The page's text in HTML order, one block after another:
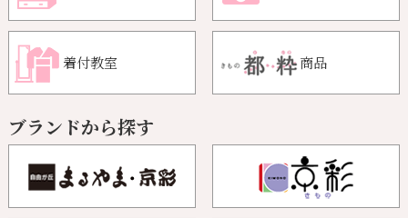
着付教室 商品
ブランドから探す